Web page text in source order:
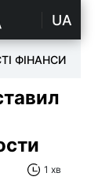
UA
ФІНАНСИ
1 хв